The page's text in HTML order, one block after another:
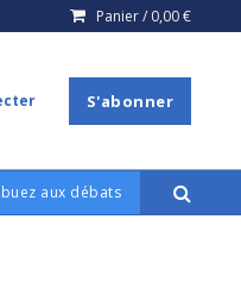
Panier / 0,00€
S'abonner
aux débats